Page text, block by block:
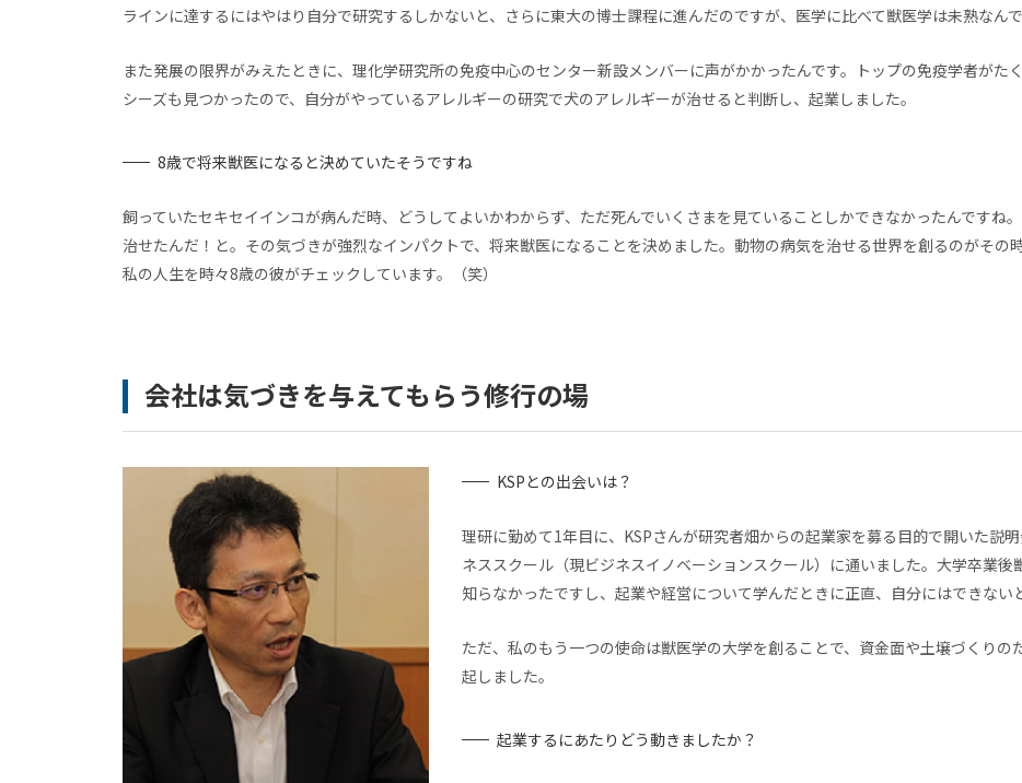
ラインに達するにはやはり自分で研究するしかないと、さらに東大の博士課程に進んだのですが、医学に比べて獣医学は未熟なんで
また発展の限界がみえたときに、理化学研究所の免疫中心のセンター新設メンバーに声がかかったんです。トップの免疫学者がた
シーズも見つかったので、自分がやっているアレルギーの研究で犬のアレルギーが治せると判断し、起業しました。
8歳で将来獣医になると決めていたそうですね
飼っていたセキセイインコが病んだ時、どうしてよいかわからず、ただ死んでいくさまを見ていることしかできなかったんですね
治せたんだ！と。その気づきが強烈なインパクトで、将来獣医になることを決めました。動物の病気を治せる世界を創るのがその
私の人生を時々8歳の彼がチェックしています。（笑）
会社は気づきを与えてもらう修行の場
KSPとの出会いは？
理研に勤めて1年目に、KSPさんが研究者畑からの起業家を募る目的で開いた説
ネススクール（現ビジネスイノベーションスクール）に通いました。大学卒業
知らなかったですし、起業や経営について学んだときに正直、自分にはできない
ただ、私のもう一つの使命は獣医学の大学を創ることで、資金面や土壌づくり
起しました。
起業するにあたりどう動きましたか？